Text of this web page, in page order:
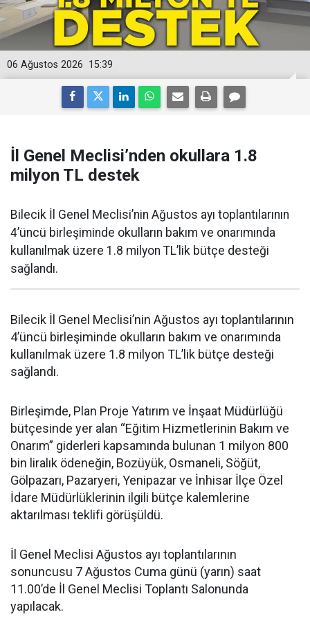
15:39
06 Ağustos 2026
İl Genel Meclisi’nden okullara 1.8
milyon TL destek
Bilecik İl Genel Meclisi’nin Ağustos ayı toplantılarının
4’üncü birleşiminde okulların bakım ve onarımında
kullanılmak üzere 1.8 milyon TL’lik bütçe desteği
sağlandı.
Bilecik İl Genel Meclisi’nin Ağustos ayı toplantılarının
4’üncü birleşiminde okulların bakım ve onarımında
kullanılmak üzere 1.8 milyon TL’lik bütçe desteği
sağlandı.
Birleşimde, Plan Proje Yatırım ve İnşaat Müdürlüğü
bütçesinde yer alan “Eğitim Hizmetlerinin Bakım ve
Onarım” giderleri kapsamında bulunan 1 milyon 800
bin liralık ödeneğin, Bozüyük, Osmaneli, Söğüt,
Gölpazarı, Pazaryeri, Yenipazar ve İnhisar İlçe Özel
İdare Müdürlüklerinin ilgili bütçe kalemlerine
aktarılması teklifi görüşüldü.
İl Genel Meclisi Ağustos ayı toplantılarının
sonuncusu 7 Ağustos Cuma günü (yarın) saat
11.00’de İl Genel Meclisi Toplantı Salonunda
yapılacak.